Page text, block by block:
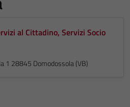
al Cittadino, Servizi Socio
1 28845 Domodossola (VB)